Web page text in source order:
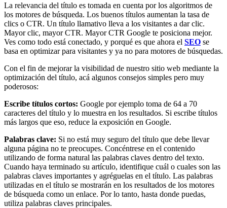
La relevancia del título es tomada en cuenta por los algoritmos de
los motores de búsqueda. Los buenos títulos aumentan la tasa de
clics o CTR. Un título llamativo lleva a los visitantes a dar clic.
Mayor clic, mayor CTR. Mayor CTR Google te posiciona mejor.
Ves como todo está conectado, y porqué es que ahora el SEO se
basa en optimizar para visitantes y ya no para motores de búsquedas.
Con el fin de mejorar la visibilidad de nuestro sitio web mediante la
optimización del título, acá algunos consejos simples pero muy
poderosos:
Escribe títulos cortos: Google por ejemplo toma de 64 a 70
caracteres del título y lo muestra en los resultados. Si escribe títulos
más largos que eso, reduce la exposición en Google.
Palabras clave: Si no está muy seguro del título que debe llevar
alguna página no te preocupes. Concéntrese en el contenido
utilizando de forma natural las palabras claves dentro del texto.
Cuando haya terminado su artículo, identifique cuál o cuales son las
palabras claves importantes y agréguelas en el título. Las palabras
utilizadas en el título se mostrarán en los resultados de los motores
de búsqueda como un enlace. Por lo tanto, hasta donde puedas,
utiliza palabras claves principales.